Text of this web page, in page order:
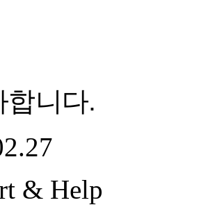
합니다.
& Help